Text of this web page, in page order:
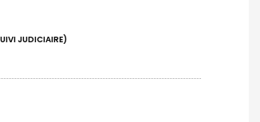
JUDICIAIRE)